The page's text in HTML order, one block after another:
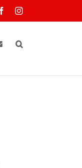
FacebookInstagram